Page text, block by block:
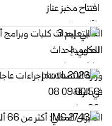
الحلبي: إحداث كليات
الحكومية
وزارة الاتصالات: إجراءات
في الرقة